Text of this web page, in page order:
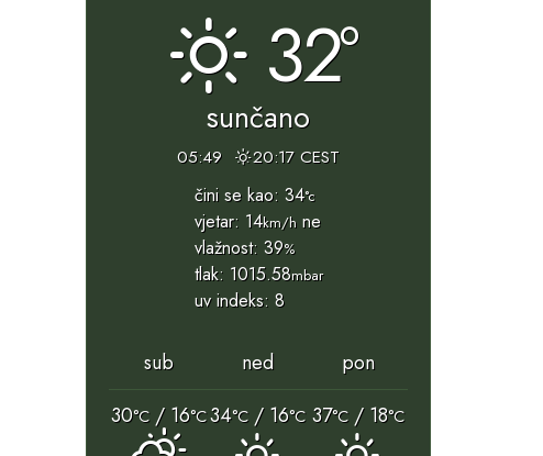
32°
sunčano
05:49 20:17 CEST
čini se kao: 34°c
vjetar: 14km/hne
vlažnost: 39%
tlak: 1015.58mbar
uv indeks: 8
sub ned
pon
30°C/ 16°C34°C / 16°C 37°C/ 18°C